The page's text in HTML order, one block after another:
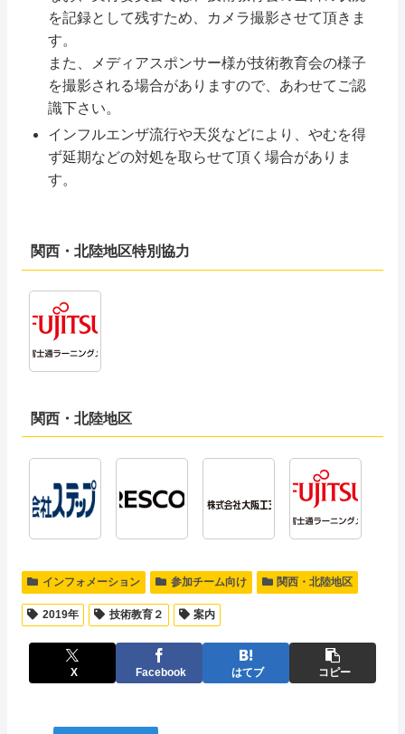
を記録として残すため、カメラ撮影させて頂きま
す。
また、メディアスポンサー様が技術教育会の様子
を撮影される場合がありますので、あわせてご認
識下さい。
インフルエンザ流行や天災などにより、やむを得
ず延期などの対処を取らせて頂く場合がありま
す。
関西・北陸地区特別協力
関西・北陸地区
インフォメーション 参加チーム向け 関西・北陸地区
2019年 技術教育２ 案内
X Facebook はてブ コピー